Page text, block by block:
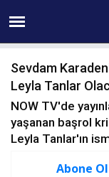
06
Sevdam
Leyla Tanlar
NOW TV'de
yaşanan başrol
Leyla Tanlar'ın
Abone Ol